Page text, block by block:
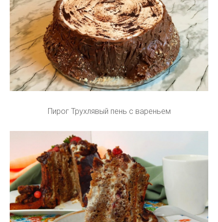
Пирог Трухлявый пень с вареньем